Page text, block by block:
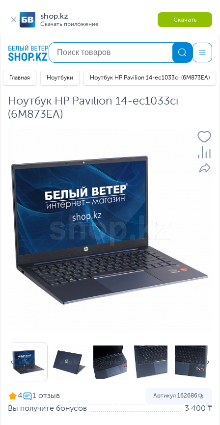
shop.kz
Скачать приложение
Скачать
Главная Ноутбуки Ноутбук HP Pavilion 14-ec1033ci (6M873EA)
Ноутбук HP Pavilion 14-ec1033ci
(6M873EA)
4 Артикул 162686
Вы получите бонусов 3 400 ₸